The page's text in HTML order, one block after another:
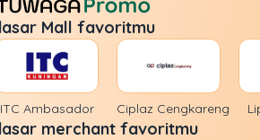
Mall favoritmu
ITC Ambasador Ciplaz Cengkareng
merchant favoritmu